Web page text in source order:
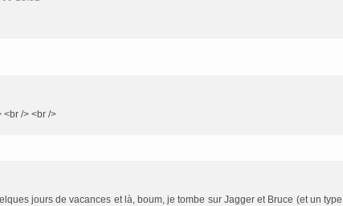
<br /> <br />
jours de vacances et là, boum, je tombe sur Jagger et Bruce (et un type